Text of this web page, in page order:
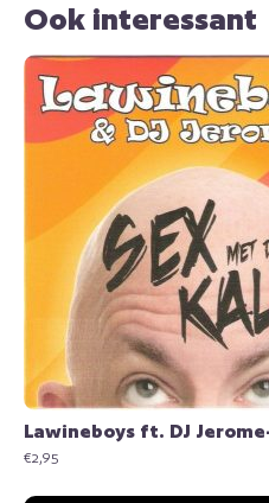
Ook interessant
Lawineboys ft. DJ
€2,95